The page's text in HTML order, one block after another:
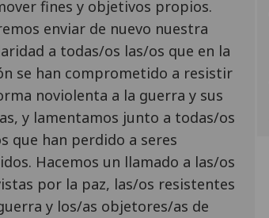
fines y objetivos propios.
enviar de nuevo nuestra
a todas/os las/os que en la
se han comprometido a resistir
noviolenta a la guerra y sus
y lamentamos junto a todas/os
que han perdido a seres
Hacemos un llamado a las/os
por la paz, las/os resistentes
y los/as objetores/as de